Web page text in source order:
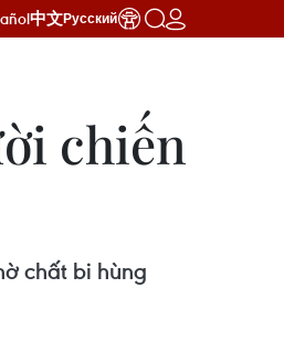
中文Русский
chiến
chất bi hùng